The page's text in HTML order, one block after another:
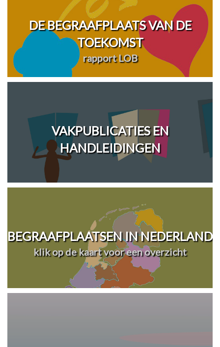
DE BEGRAAFPLAATS VAN DE
TOEKOMST
rapport LOB
VAKPUBLICATIES EN
HANDLEIDINGEN
BEGRAAFPLAATSEN IN NEDERLAND
klik op de kaart voor een overzicht